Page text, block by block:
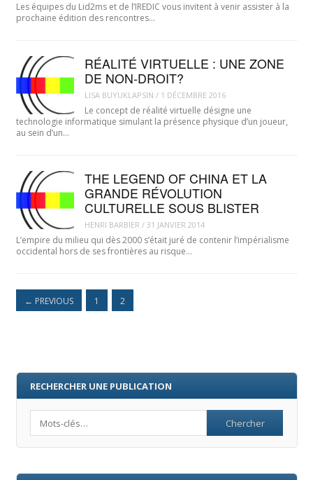
Les équipes du Lid2ms et de l’IREDIC vous invitent à venir assister à la
prochaine édition des rencontres…
RÉALITÉ VIRTUELLE : UNE ZONE
DE NON-DROIT?
LISA BUYUKLAPSIN / 1 DÉCEMBRE 2016
Le concept de réalité virtuelle désigne une
technologie informatique simulant la présence physique d’un joueur,
au sein d’un…
THE LEGEND OF CHINA ET LA
GRANDE RÉVOLUTION
CULTURELLE SOUS BLISTER
HENRI BARBIER / 31 JANVIER 2014
L’empire du milieu qui dès 2000 s’était juré de contenir l’impérialisme
occidental hors de ses frontières au risque…
← PREVIOUS 1 2
RECHERCHER UNE PUBLICATION